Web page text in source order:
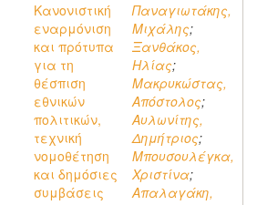
Κανονιστική
εναρμόνιση
και πρότυπα
για τη
θέσπιση
εθνικών
πολιτικών,
τεχνική
νομοθέτηση
και δημόσιες
συμβάσεις
Παναγιωτάκης,
Μιχάλης;
Ξανθάκος,
Ηλίας;
Μακρυκώστας,
Απόστολος;
Αυλωνίτης,
Δημήτριος;
Μπουσουλέγκα,
Χριστίνα;
Απαλαγάκη,